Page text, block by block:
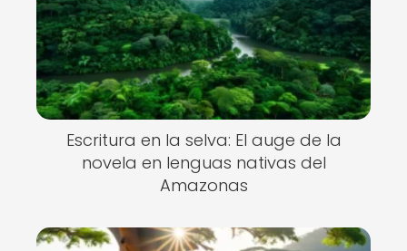
Escritura en la selva: El auge de la
novela en lenguas nativas del
Amazonas